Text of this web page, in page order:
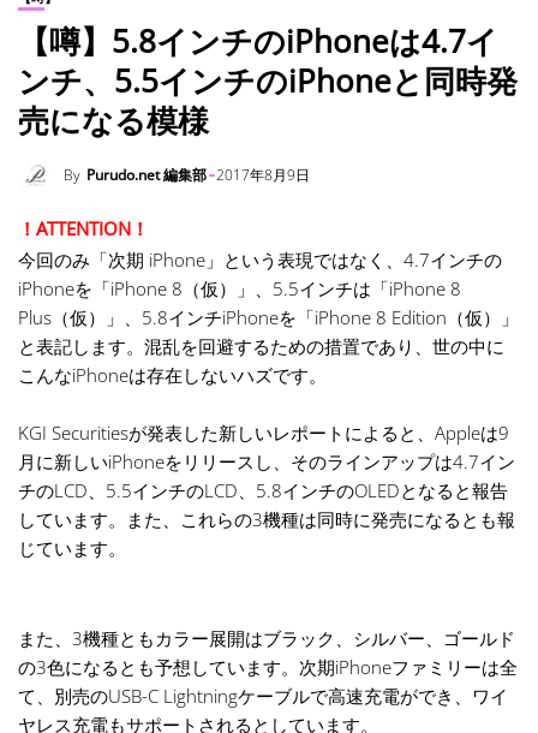
【噂】5.8インチのiPhoneは4.7イ
ンチ、5.5インチのiPhoneと同時発
売になる模様
By Purudo.net 編集部 2017年8月9日
！ATTENTION！
今回のみ「次期 iPhone」という表現ではなく、4.7インチの
iPhoneを「iPhone 8（仮）」、5.5インチは「iPhone 8
Plus（仮）」、5.8インチiPhoneを「iPhone 8 Edition（仮）」
と表記します。混乱を回避するための措置であり、世の中に
こんなiPhoneは存在しないハズです。
KGI Securitiesが発表した新しいレポートによると、Appleは9
月に新しいiPhoneをリリースし、そのラインアップは4.7イン
チのLCD、5.5インチのLCD、5.8インチのOLEDとなると報告
しています。また、これらの3機種は同時に発売になるとも報
じています。
また、3機種ともカラー展開はブラック、シルバー、ゴールド
の3色になるとも予想しています。次期iPhoneファミリーは全
て、別売のUSB-C Lightningケーブルで高速充電ができ、ワイ
ヤレス充電もサポートされるとしています。